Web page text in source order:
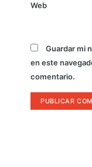
Web
Guardar mi
en este
comentario.